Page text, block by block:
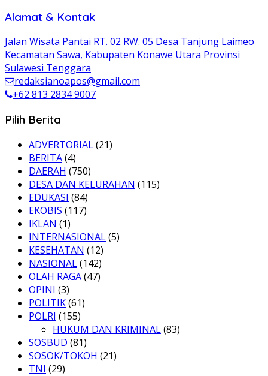
Alamat & Kontak
Jalan Wisata Pantai RT. 02 RW. 05 Desa Tanjung Laimeo
Kecamatan Sawa, Kabupaten Konawe Utara Provinsi
Sulawesi Tenggara
redaksianoapos@gmail.com
+62 813 2834 9007
Pilih Berita
ADVERTORIAL(21)
BERITA(4)
DAERAH (750)
DESA DAN KELURAHAN (115)
EDUKASI (84)
EKOBIS (117)
IKLAN (1)
INTERNASIONAL(5)
KESEHATAN (12)
NASIONAL(142)
OLAH RAGA(47)
OPINI (3)
POLITIK(61)
POLRI (155)
HUKUM DAN KRIMINAL(83)
SOSBUD (81)
SOSOK/TOKOH (21)
TNI (29)